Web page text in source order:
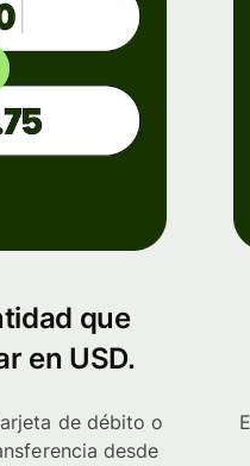
que
en USD.
de débito o
desde